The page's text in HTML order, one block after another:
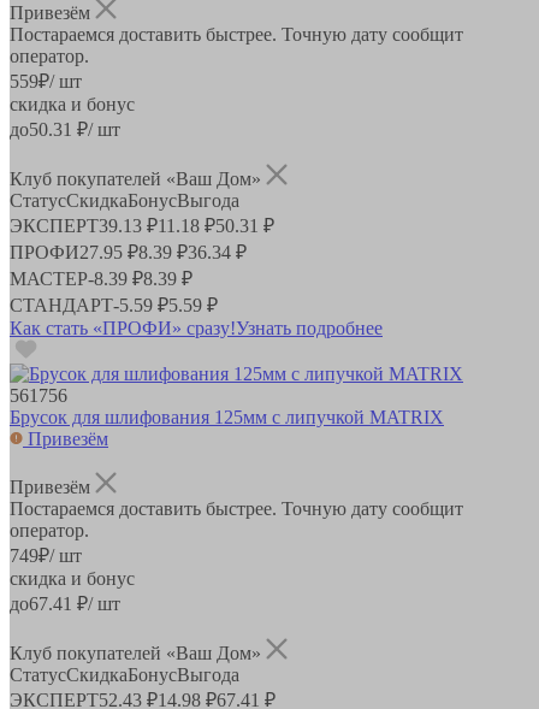
Привезём
Постараемся доставить быстрее. Точную дату сообщит
оператор.
559₽/ шт
скидка и бонус
до50.31 ₽/ шт
Клуб покупателей «Ваш Дом»
СтатусСкидкаБонусВыгода
ЭКСПЕРТ39.13 ₽11.18 ₽50.31 ₽
ПРОФИ27.95 ₽8.39 ₽36.34 ₽
МАСТЕР-8.39 ₽8.39 ₽
СТАНДАРТ-5.59 ₽5.59 ₽
Как стать «ПРОФИ» сразу!Узнать подробнее
561756
Брусок для шлифования 125мм с липучкой MATRIX
Привезём
Привезём
Постараемся доставить быстрее. Точную дату сообщит
оператор.
749₽/ шт
скидка и бонус
до67.41 ₽/ шт
Клуб покупателей «Ваш Дом»
СтатусСкидкаБонусВыгода
ЭКСПЕРТ52.43 ₽14.98 ₽67.41 ₽